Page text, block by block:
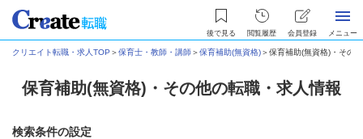
後で見る 閲覧履歴 会員登録 メニュー
クリエイト転職・求人TOP ＞保育士・教師・講師＞保育補助(無資格)＞保育補助(無資格)・その
保育補助(無資格)・その他の転職・求人情報
検索条件の設定